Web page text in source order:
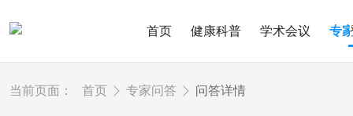
首页 健康科普 学术会议 专
当前页面： 首页 专家问答 问答详情